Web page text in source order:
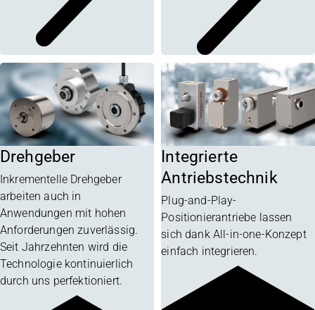
Drehgeber
Inkrementelle Drehgeber
arbeiten auch in
Anwendungen mit hohen
Anforderungen zuverlässig.
Seit Jahrzehnten wird die
Technologie kontinuierlich
durch uns perfektioniert.
Integrierte
Antriebstechnik
Plug-and-Play-
Positionierantriebe lassen
sich dank All-in-one-Konzept
einfach integrieren.